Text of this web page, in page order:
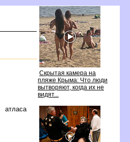
Скрытая камера на
пляже Крыма: Что люди
ытворяют, когда их не
идят...
атласа